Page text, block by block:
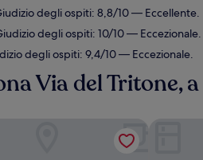
degli ospiti: 8,8/10 — Eccellente.
degli ospiti: 10/10 — Eccezionale.
degli ospiti: 9,4/10 — Eccezionale.
Via del Tritone,